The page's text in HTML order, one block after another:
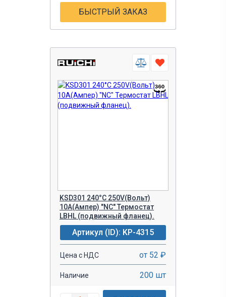
БЫСТРЫЙ ЗАКАЗ
KSD301 240°C 250V(Вольт)
10A(Ампер) "NC" Термостат
LBHL (подвижный фланец).
Артикул (ID): KP-4315
Цена с НДС от 52 ₽
Наличие 200 шт